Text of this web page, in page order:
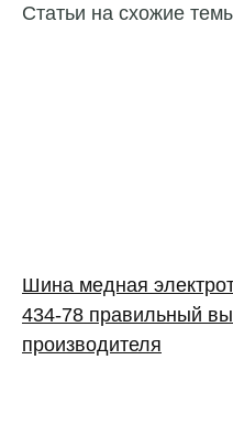
Статьи на схожие
Шина медная
434-78 правильный
производителя